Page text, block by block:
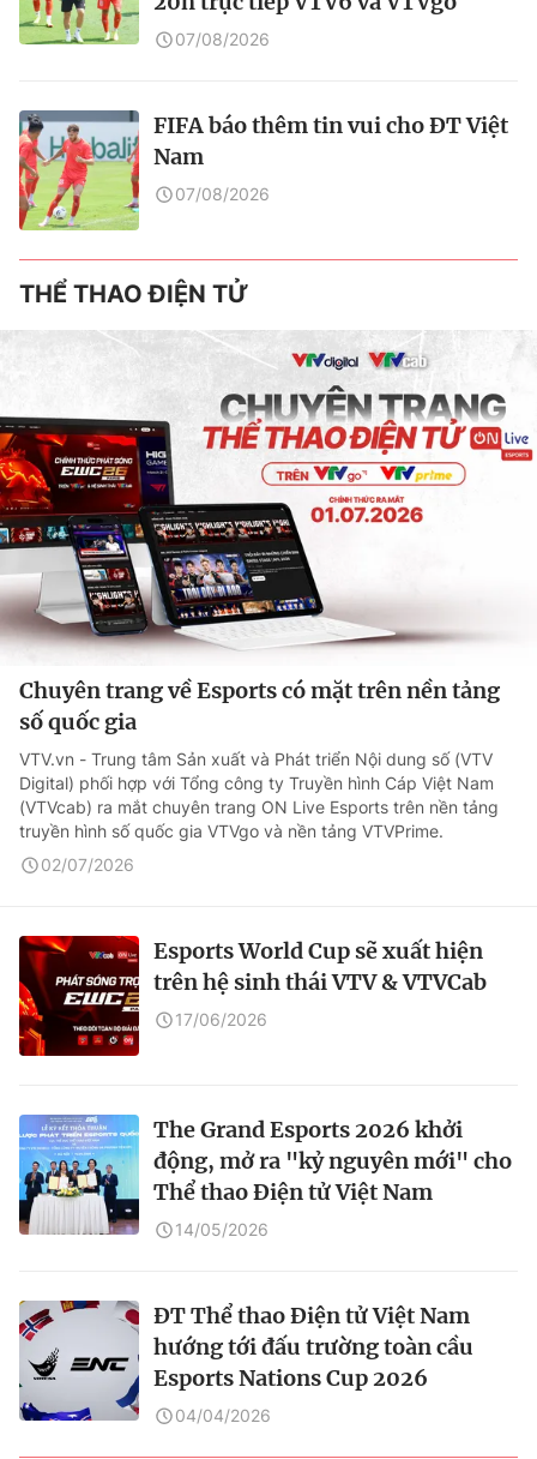
07/08/2026
FIFA báo thêm tin vui cho ĐT Việt
Nam
07/08/2026
THỂ THAO ĐIỆN TỬ
Chuyên trang về Esports có mặt trên nền tảng
số quốc gia
VTV.vn - Trung tâm Sản xuất và Phát triển Nội dung số (VTV
Digital) phối hợp với Tổng công ty Truyền hình Cáp Việt Nam
(VTVcab) ra mắt chuyên trang ON Live Esports trên nền tảng
truyền hình số quốc gia VTVgo và nền tảng VTVPrime.
02/07/2026
Esports World Cup sẽ xuất hiện
trên hệ sinh thái VTV & VTVCab
17/06/2026
The Grand Esports 2026 khởi
động, mở ra "kỷ nguyên mới" cho
Thể thao Điện tử Việt Nam
14/05/2026
ĐT Thể thao Điện tử Việt Nam
hướng tới đấu trường toàn cầu
Esports Nations Cup 2026
04/04/2026